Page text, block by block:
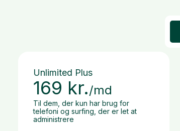
Unlimited Plus
169 kr./md
Til dem, der kun har brug for
telefoni og surfing, der er let at
administrere